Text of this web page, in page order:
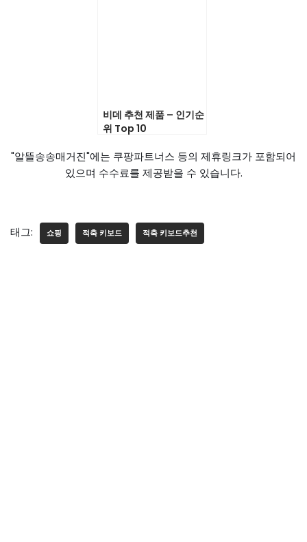
비데 추천 제품 – 인기순
위 Top 10
"알뜰송송매거진"에는 쿠팡파트너스 등의 제휴링크가 포함되어
있으며 수수료를 제공받을 수 있습니다.
태그: 쇼핑 적축 키보드 적축 키보드추천